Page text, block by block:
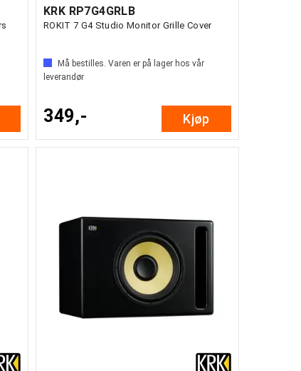
KRK RP7G4GRLB
ROKIT 7 G4 Studio Monitor Grille Cover
Må bestilles. Varen er på lager hos vår
leverandør
349,- Kjøp